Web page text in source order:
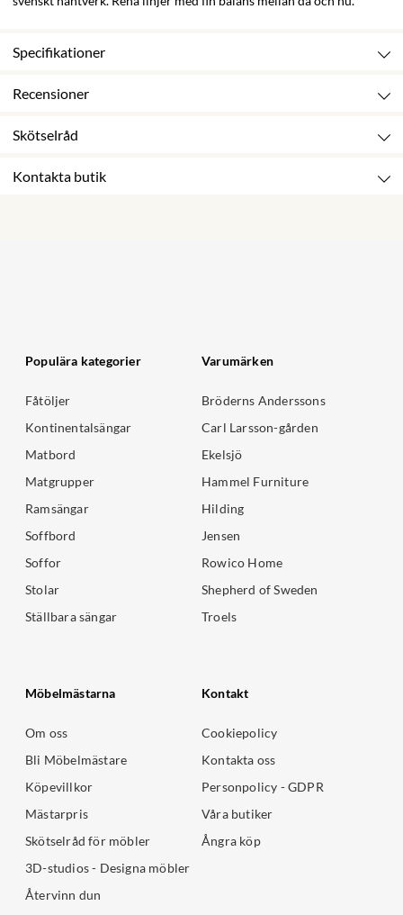
Specifikationer
Recensioner
Skötselråd
Kontakta butik
Populära kategorier
Fåtöljer
Kontinentalsängar
Matbord
Matgrupper
Ramsängar
Soffbord
Soffor
Stolar
Ställbara sängar
Varumärken
Bröderns Anderssons
Carl Larsson-gården
Ekelsjö
Hammel Furniture
Hilding
Jensen
Rowico Home
Shepherd of Sweden
Troels
Möbelmästarna
Om oss
Bli Möbelmästare
Köpevillkor
Mästarpris
Skötselråd för möbler
3D-studios - Designa möbler
Återvinn dun
Kontakt
Cookiepolicy
Kontakta oss
Personpolicy - GDPR
Våra butiker
Ångra köp